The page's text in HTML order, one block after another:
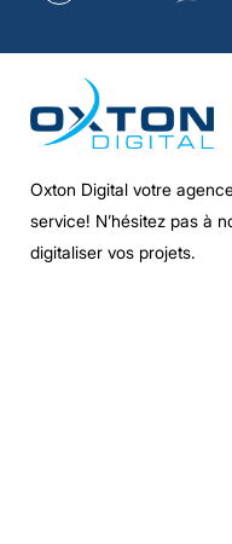
Oxton Digital votre
service! N’hésitez pas à
digitaliser vos projets.